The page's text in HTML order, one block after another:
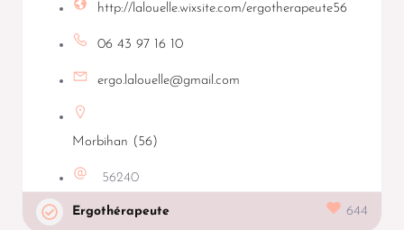
http://lalouelle.wixsite.com/ergotherapeute56
06 43 97 16 10
ergo.lalouelle@gmail.com
Morbihan (56)
56240
Ergothérapeute 644